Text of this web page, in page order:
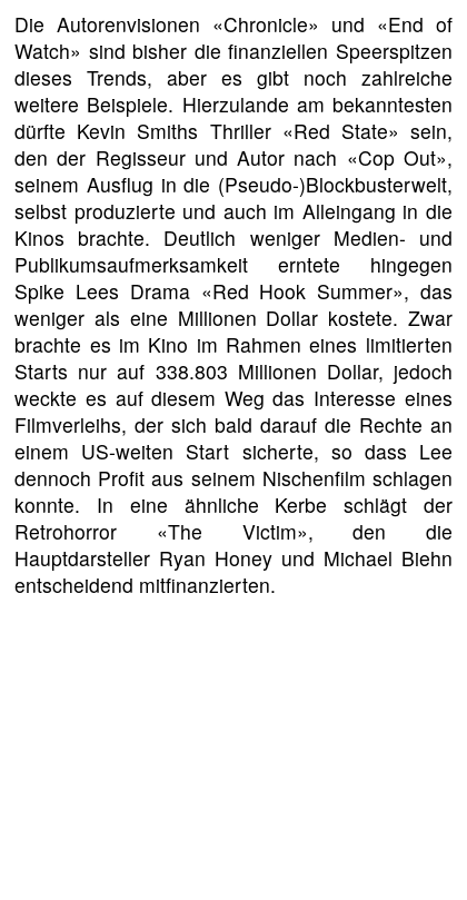
Die Autorenvisionen «Chronicle» und «End of
Watch» sind bisher die finanziellen Speerspitzen
dieses Trends, aber es gibt noch zahlreiche
weitere Beispiele. Hierzulande am bekanntesten
dürfte Kevin Smiths Thriller «Red State» sein,
den der Regisseur und Autor nach «Cop Out»,
seinem Ausflug in die (Pseudo-)Blockbusterwelt,
selbst produzierte und auch im Alleingang in die
Kinos brachte. Deutlich weniger Medien- und
Publikumsaufmerksamkeit erntete hingegen
Spike Lees Drama «Red Hook Summer», das
weniger als eine Millionen Dollar kostete. Zwar
brachte es im Kino im Rahmen eines limitierten
Starts nur auf 338.803 Millionen Dollar, jedoch
weckte es auf diesem Weg das Interesse eines
Filmverleihs, der sich bald darauf die Rechte an
einem US-weiten Start sicherte, so dass Lee
dennoch Profit aus seinem Nischenfilm schlagen
konnte. In eine ähnliche Kerbe schlägt der
Retrohorror «The Victim», den die
Hauptdarsteller Ryan Honey und Michael Biehn
entscheidend mitfinanzierten.